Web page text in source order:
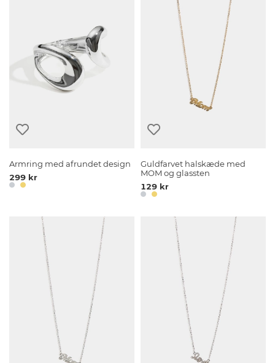
Armring med afrundet design
299 kr
Guldfarvet halskæde med
MOM og glassten
129 kr